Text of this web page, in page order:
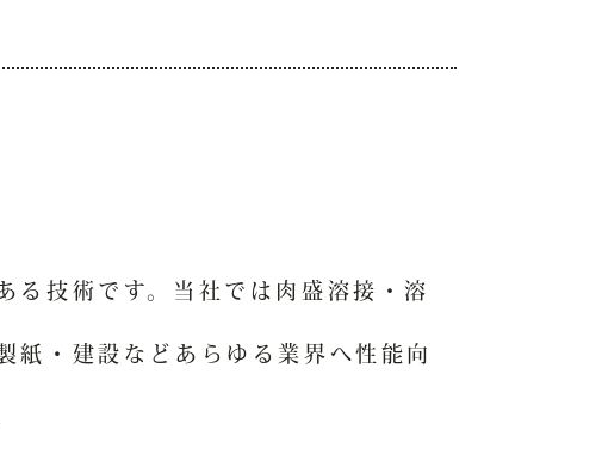
る技術です。当社では肉盛溶接・溶
紙・建設などあらゆる業界へ性能向